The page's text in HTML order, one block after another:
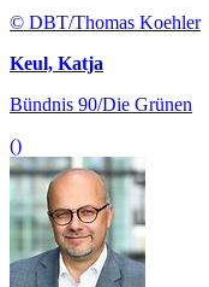
© DBT/Thomas Koehler
Keul, Katja
Bündnis 90/Die Grünen
()